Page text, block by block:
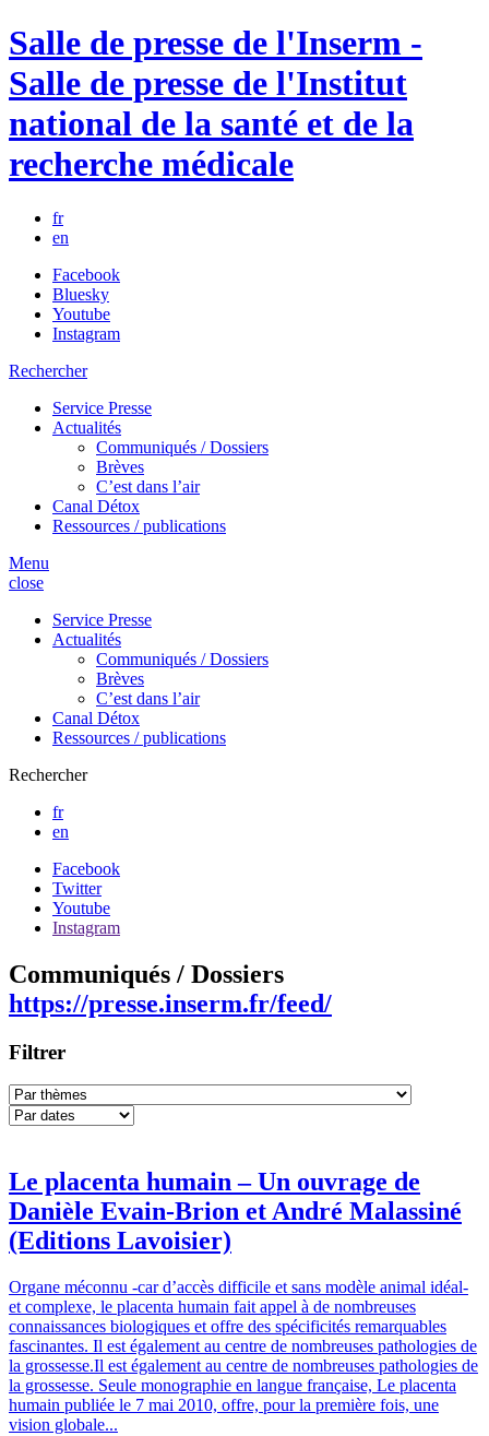
Salle de presse de l'Inserm -
Salle de presse de l'Institut
national de la santé et de la
recherche médicale
fr
en
Facebook
Bluesky
Youtube
Instagram
Rechercher
Service Presse
Actualités
Communiqués / Dossiers
Brèves
C’est dans l’air
Canal Détox
Ressources / publications
Menu
close
Service Presse
Actualités
Communiqués / Dossiers
Brèves
C’est dans l’air
Canal Détox
Ressources / publications
Rechercher
fr
en
Facebook
Twitter
Youtube
Instagram
Communiqués / Dossiers
https://presse.inserm.fr/feed/
Filtrer
Le placenta humain – Un ouvrage de
Danièle Evain-Brion et André Malassiné
(Editions Lavoisier)
Organe méconnu -car d’accès difficile et sans modèle animal idéal-
et complexe, le placenta humain fait appel à de nombreuses
connaissances biologiques et offre des spécificités remarquables
fascinantes. Il est également au centre de nombreuses pathologies de
la grossesse.Il est également au centre de nombreuses pathologies de
la grossesse. Seule monographie en langue française, Le placenta
humain publiée le 7 mai 2010, offre, pour la première fois, une
vision globale...